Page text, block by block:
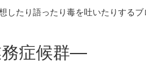
たり語ったり毒を吐いたりするブ
症候群―